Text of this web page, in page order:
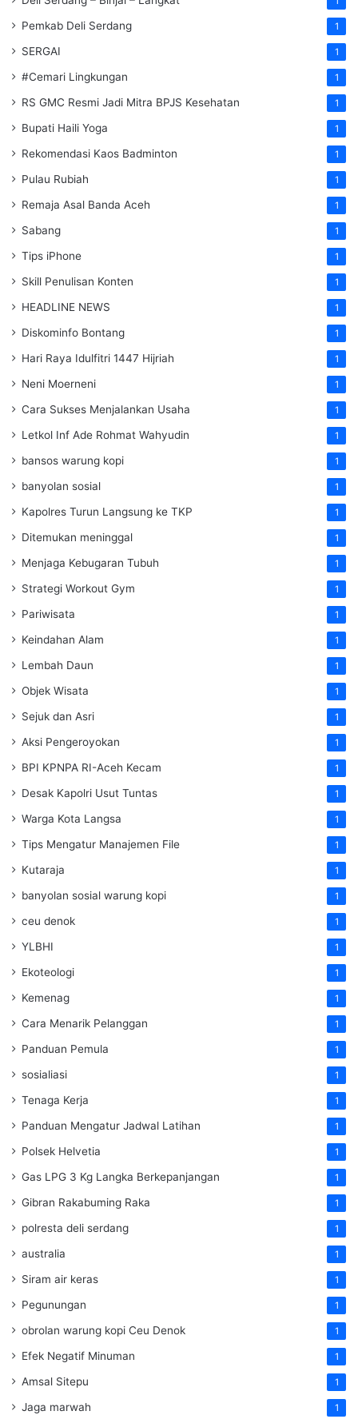
Pemkab Deli Serdang 1
SERGAI 1
#Cemari Lingkungan 1
RS GMC Resmi Jadi Mitra BPJS Kesehatan 1
Bupati Haili Yoga 1
Rekomendasi Kaos Badminton 1
Pulau Rubiah 1
Remaja Asal Banda Aceh 1
Sabang 1
Tips iPhone 1
Skill Penulisan Konten 1
HEADLINE NEWS 1
Diskominfo Bontang 1
Hari Raya Idulfitri 1447 Hijriah 1
Neni Moerneni 1
Cara Sukses Menjalankan Usaha 1
Letkol Inf Ade Rohmat Wahyudin 1
bansos warung kopi 1
banyolan sosial 1
Kapolres Turun Langsung ke TKP 1
Ditemukan meninggal 1
Menjaga Kebugaran Tubuh 1
Strategi Workout Gym 1
Pariwisata 1
Keindahan Alam 1
Lembah Daun 1
Objek Wisata 1
Sejuk dan Asri 1
Aksi Pengeroyokan 1
BPI KPNPA RI-Aceh Kecam 1
Desak Kapolri Usut Tuntas 1
Warga Kota Langsa 1
Tips Mengatur Manajemen File 1
Kutaraja 1
banyolan sosial warung kopi 1
ceu denok 1
YLBHI 1
Ekoteologi 1
Kemenag 1
Cara Menarik Pelanggan 1
Panduan Pemula 1
sosialiasi 1
Tenaga Kerja 1
Panduan Mengatur Jadwal Latihan 1
Polsek Helvetia 1
Gas LPG 3 Kg Langka Berkepanjangan 1
Gibran Rakabuming Raka 1
polresta deli serdang 1
australia 1
Siram air keras 1
Pegunungan 1
obrolan warung kopi Ceu Denok 1
Efek Negatif Minuman 1
Amsal Sitepu 1
Jaga marwah 1